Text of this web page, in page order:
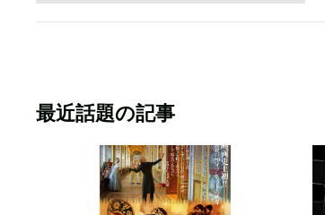
最近話題の記事